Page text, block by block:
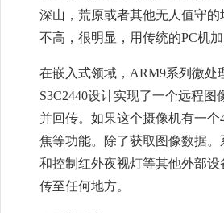
深山，荒原或者其他无人值守
不高，很明显，用传统的PC机
在嵌入式领域，ARM9系列微处
S3C2440设计实现了一个远程
并回传。如果这个摄像机有一
焦等功能。除了获取图像数据
和控制红外夜视灯等其他外部
传至任何地方。